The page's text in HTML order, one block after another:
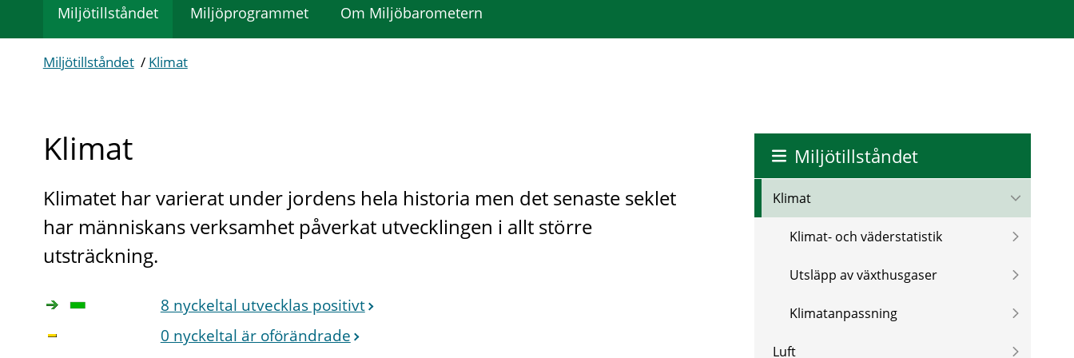
Miljötillståndet Miljöprogrammet Om Miljöbarometern
Miljötillståndet / Klimat
Klimat
Klimatet har varierat under jordens hela historia men det senaste seklet
har människans verksamhet påverkat utvecklingen i allt större
utsträckning.
8 nyckeltal utvecklas positivt
0 nyckeltal är oförändrade
Miljötillståndet
Klimat
Klimat- och väderstatistik
Utsläpp av växthusgaser
Klimatanpassning
Luft